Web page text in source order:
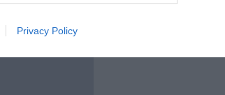
Privacy Policy